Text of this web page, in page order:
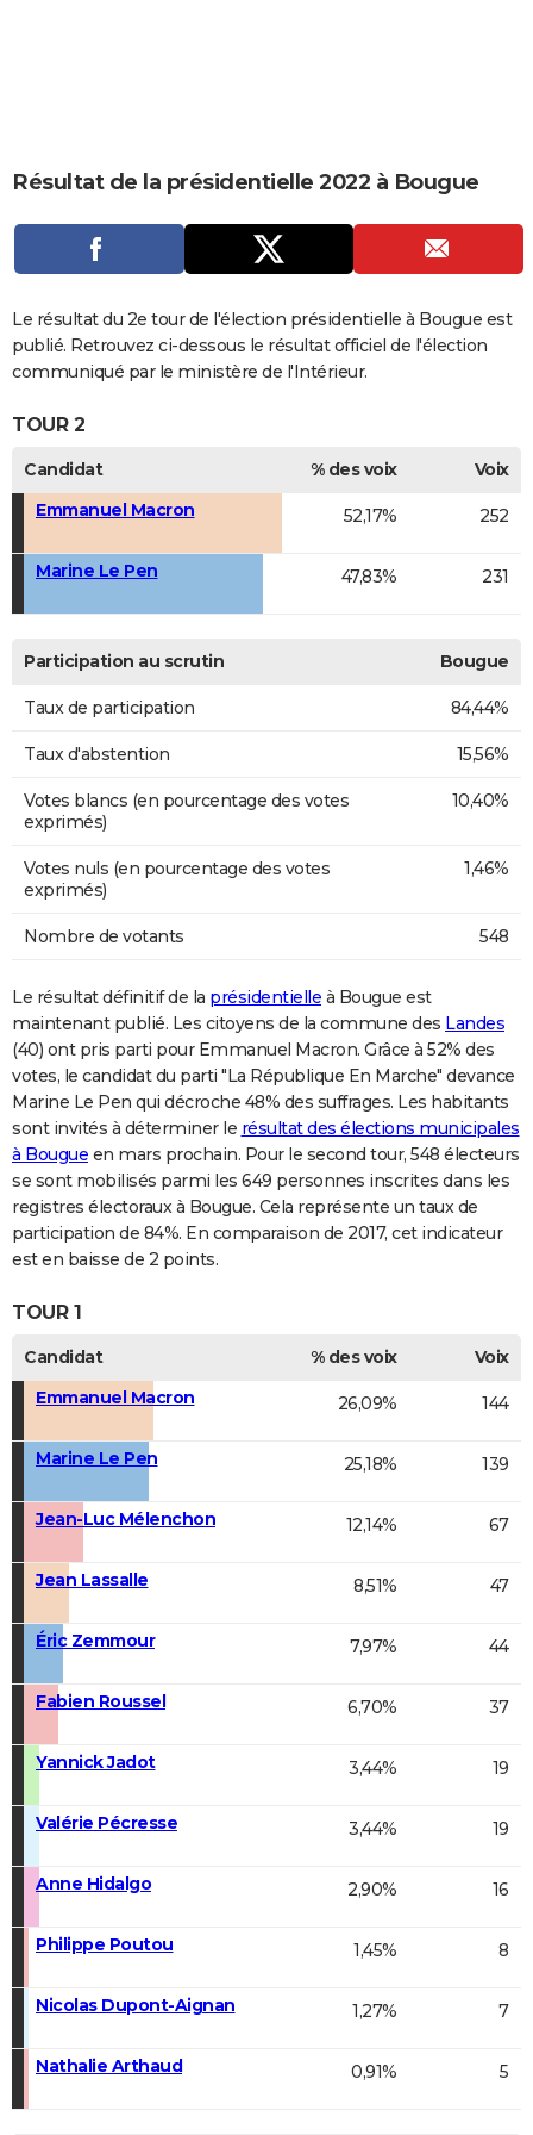
CARTE DE VOEUX
DICTIONNAIRE
Dictionnaire
Biographies
Expressions
Proverbes
PROGRAMME TV
COPAINS D'AVANT
Se connecter
Collèges
Universités
Entreprises
Service militaire
Avis de recherche
AVIS DE DÉCÈS
FORUM
Bricolage
Culture
Television
Voyage
Résultat de la présidentielle 2022 à Bougue
Le résultat du 2e tour de l'élection présidentielle à Bougue est
publié. Retrouvez ci-dessous le résultat officiel de l'élection
communiqué par le ministère de l'Intérieur.
TOUR 2
Candidat % des voix
Voix
Emmanuel Macron
52,17% 252
Marine Le Pen 47,83% 231
Participation au scrutin Bougue
Taux de participation 84,44%
Taux d'abstention 15,56%
Votes blancs (en pourcentage des votes
exprimés)
10,40%
Votes nuls (en pourcentage des votes
exprimés)
1,46%
Nombre de votants 548
Le résultat définitif de la présidentielle à Bougue est
maintenant publié. Les citoyens de la commune des Landes
(40) ont pris parti pour Emmanuel Macron. Grâce à 52% des
votes, le candidat du parti "La République En Marche" devance
Marine Le Pen qui décroche 48% des suffrages. Les habitants
sont invités à déterminer le résultat des élections municipales
à Bougue en mars prochain. Pour le second tour, 548 électeurs
se sont mobilisés parmi les 649 personnes inscrites dans les
registres électoraux à Bougue. Cela représente un taux de
participation de 84%. En comparaison de 2017, cet indicateur
est en baisse de 2 points.
TOUR 1
Candidat % des voix
Voix
Emmanuel Macron
26,09% 144
Marine Le Pen 25,18% 139
Jean-Luc Mélenchon 12,14% 67
Jean Lassalle 8,51% 47
Éric Zemmour 7,97% 44
Fabien Roussel 6,70% 37
Yannick Jadot 3,44% 19
Valérie Pécresse 3,44% 19
Anne Hidalgo 2,90% 16
Philippe Poutou 1,45% 8
Nicolas Dupont-Aignan 1,27% 7
Nathalie Arthaud 0,91% 5